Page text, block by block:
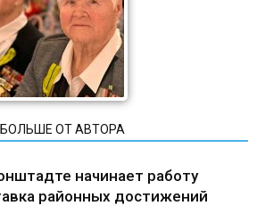
БОЛЬШЕ ОТ АВТОРА
начинает работу
районных достижений